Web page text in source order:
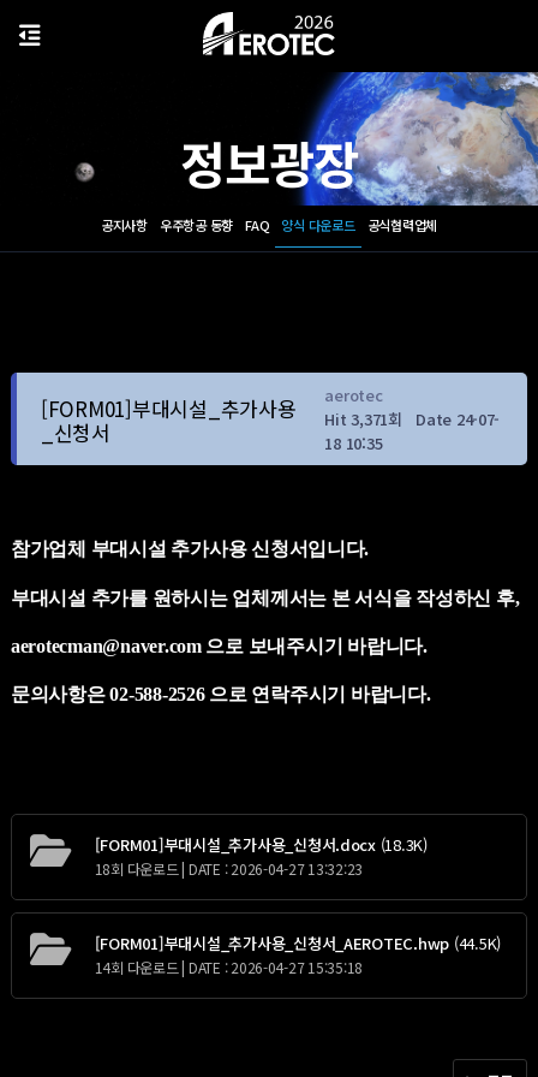
정보광장
공지사항 우주항공 동향 FAQ 양식 다운로드 공식협력업체
[FORM01]부대시설_추가사용
_신청서
aerotec
Hit 3,371회
Date 24-07-
18 10:35
참가업체 부대시설 추가사용 신청서입니다.
부대시설 추가를 원하시는 업체께서는 본 서식을 작성하신 후,
aerotecman@naver.com 으로 보내주시기 바랍니다.
문의사항은 02-588-2526 으로 연락주시기 바랍니다.
[FORM01]부대시설_추가사용_신청서.docx(18.3K)
18회 다운로드 | DATE : 2026-04-27 13:32:23
[FORM01]부대시설_추가사용_신청서_AEROTEC.hwp (44.5K)
14회 다운로드 | DATE : 2026-04-27 15:35:18